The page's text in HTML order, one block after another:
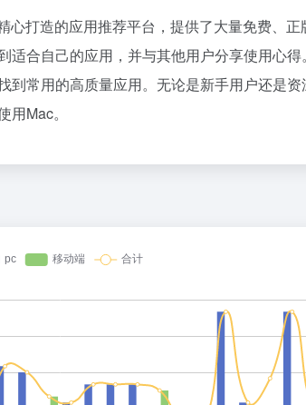
心打造的应用推荐平台，提供了大量免费、正
合自己的应用，并与其他用户分享使用心
常用的高质量应用。无论是新手用户还是
Mac。